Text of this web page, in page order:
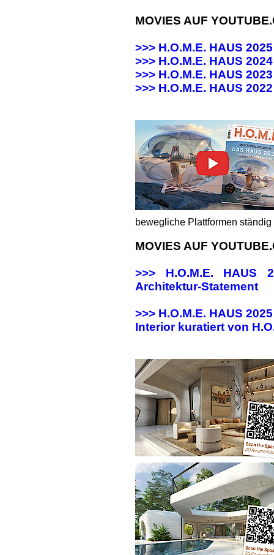
MOVIES AUF
>>> H.O.M.E. HAUS
>>> H.O.M.E. HAUS
>>> H.O.M.E. HAUS
>>> H.O.M.E. HAUS
bewegliche Plattformen
MOVIES AUF
>>> H.O.M.E.
Architektur-Statement
>>> H.O.M.E. HAUS
Interior kuratiert von